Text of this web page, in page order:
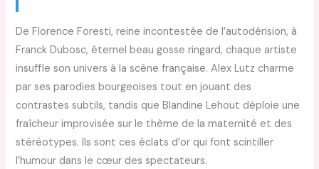
De Florence Foresti, reine incontestée de l’autodérision, à
Franck Dubosc, éternel beau gosse ringard, chaque artiste
insuffle son univers à la scène française. Alex Lutz charme
par ses parodies bourgeoises tout en jouant des
contrastes subtils, tandis que Blandine Lehout déploie une
fraîcheur improvisée sur le thème de la maternité et des
stéréotypes. Ils sont ces éclats d’or qui font scintiller
l’humour dans le cœur des spectateurs.